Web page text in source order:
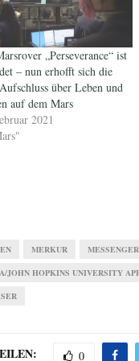
„Perseverance“ ist
– nun erhofft sich die
über Leben und
auf dem Mars
2021
MERKUR MESSENGER
JOHN HOPKINS UNIVERSITY
0